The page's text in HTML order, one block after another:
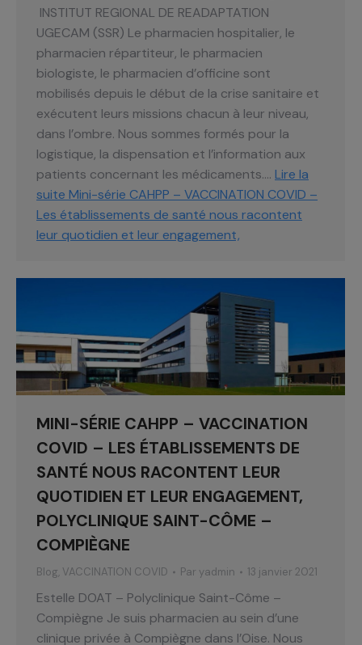
INSTITUT REGIONAL DE READAPTATION
UGECAM (SSR) Le pharmacien hospitalier, le
pharmacien répartiteur, le pharmacien
biologiste, le pharmacien d’officine sont
mobilisés depuis le début de la crise sanitaire et
exécutent leurs missions chacun à leur niveau,
dans l’ombre. Nous sommes formés pour la
logistique, la dispensation et l’information aux
patients concernant les médicaments.… Lire la
suite Mini-série CAHPP – VACCINATION COVID –
Les établissements de santé nous racontent
leur quotidien et leur engagement,
MINI-SÉRIE CAHPP – VACCINATION
COVID – LES ÉTABLISSEMENTS DE
SANTÉ NOUS RACONTENT LEUR
QUOTIDIEN ET LEUR ENGAGEMENT,
POLYCLINIQUE SAINT-CÔME –
COMPIÈGNE
Blog, VACCINATION COVID Par yadmin 13 janvier 2021
Estelle DOAT – Polyclinique Saint-Côme –
Compiègne Je suis pharmacien au sein d’une
clinique privée à Compiègne dans l’Oise. Nous